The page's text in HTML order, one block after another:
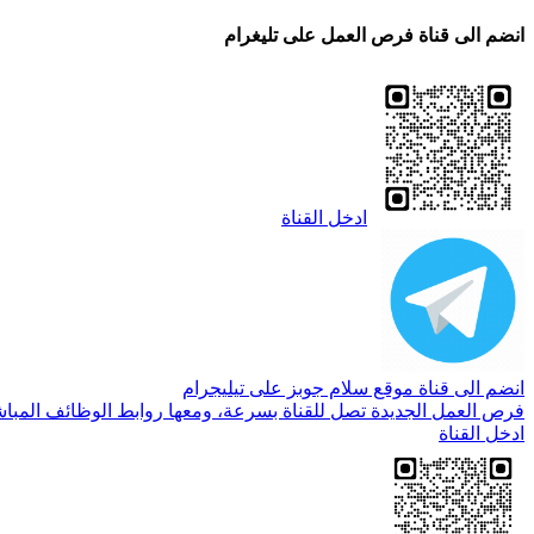
انضم الى قناة فرص العمل على تليغرام
ادخل القناة
انضم الى قناة موقع سلام جوبز على تيليجرام
فرص العمل الجديدة تصل للقناة بسرعة، ومعها روابط الوظائف
ادخل القناة